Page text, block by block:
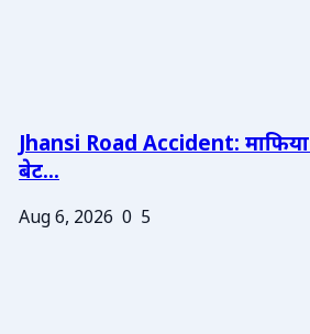
Jhansi Road Accident:
बेट...
Aug 6, 2026 0 5